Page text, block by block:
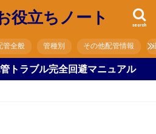
役立ちノート search
管全般 管種別 その他配管情報
トラブル完全回避マニュアル